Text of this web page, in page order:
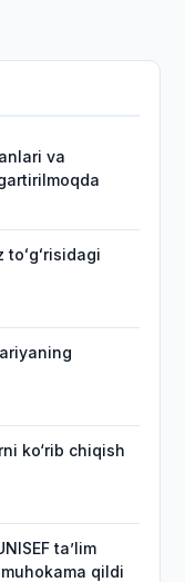
va
ko‘rib chiqish
taʼlim
qildi